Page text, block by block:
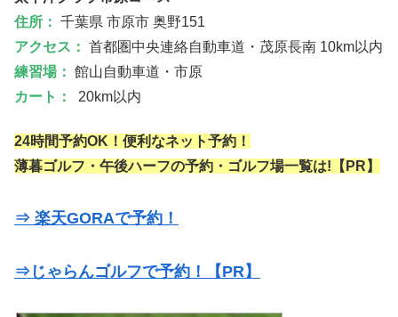
住所： 千葉県 市原市 奥野151
アクセス： 首都圏中央連絡自動車道・茂原長南 10km以内
練習場： 館山自動車道・市原
カート：
20km以内
24時間予約OK！便利なネット予約！
薄暮ゴルフ・午後ハーフの予約・ゴルフ場一覧は!【PR】
⇒ 楽天GORAで予約！
⇒じゃらんゴルフで予約！【PR】